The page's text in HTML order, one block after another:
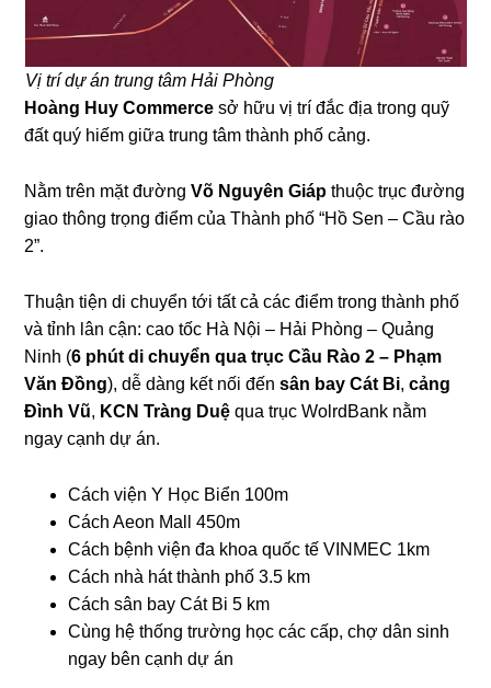
Vị trí dự án trung tâm Hải Phòng
Hoàng Huy Commerce sở hữu vị trí đắc địa trong quỹ
đất quý hiếm giữa trung tâm thành phố cảng.
Nằm trên mặt đườngVõ Nguyên Giáp thuộc trục đường
giao thông trọng điểm của Thành phố “Hồ Sen – Cầu rào
2”.
Thuận tiện di chuyển tới tất cả các điểm trong thành phố
và tỉnh lân cận: cao tốc Hà Nội – Hải Phòng – Quảng
Ninh (6 phút di chuyển qua trục Cầu Rào 2 – Phạm
Văn Đồng), dễ dàng kết nối đếnsân bay Cát Bi,cảng
Đình Vũ, KCN Tràng Duệ qua trục WolrdBank nằm
ngay cạnh dự án.
Cách viện Y Học Biển 100m
Cách Aeon Mall 450m
Cách bệnh viện đa khoa quốc tế VINMEC 1km
Cách nhà hát thành phố 3.5 km
Cách sân bay Cát Bi 5 km
Cùng hệ thống trường học các cấp, chợ dân sinh
ngay bên cạnh dự án